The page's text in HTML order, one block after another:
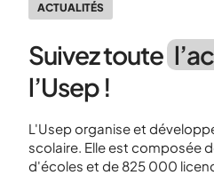
ACTUALITÉS
Suivez toute
l’Usep !
L'Usep organise et
scolaire. Elle est composée
d'écoles et de 825 000